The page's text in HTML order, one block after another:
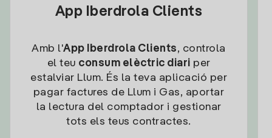
App Iberdrola Clients
Amb l'App Iberdrola Clients, controla
el teu consum elèctric diari per
estalviar Llum. És la teva aplicació per
pagar factures de Llum i Gas, aportar
la lectura del comptador i gestionar
tots els teus contractes.